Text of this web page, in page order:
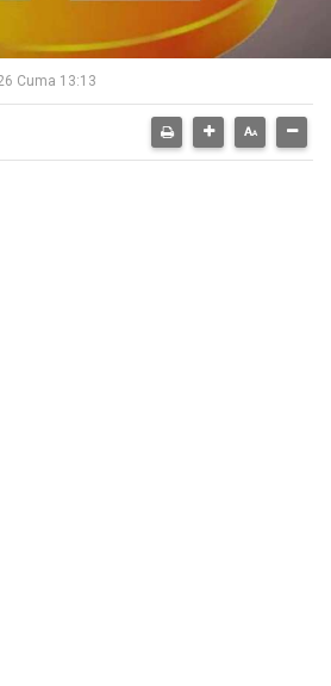
Cuma 13:13